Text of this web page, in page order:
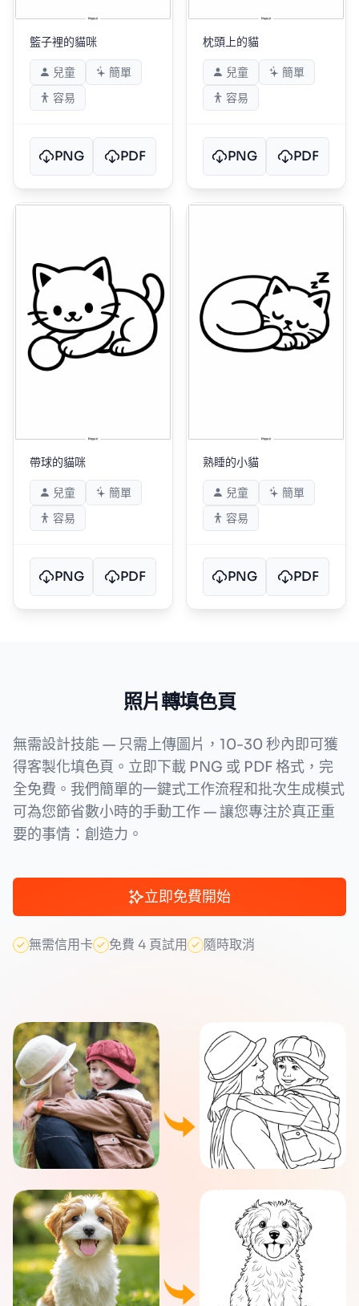
籃子裡的貓咪
兒童
簡單
容易
PNG PDF
枕頭上的貓
兒童
簡單
容易
PNG PDF
帶球的貓咪
兒童
簡單
容易
PNG PDF
熟睡的小貓
兒童
簡單
容易
PNG PDF
照片轉填色頁
無需設計技能 — 只需上傳圖片，10-30 秒內即可獲
得客製化填色頁。立即下載 PNG 或 PDF 格式，完
全免費。我們簡單的一鍵式工作流程和批次生成模式
可為您節省數小時的手動工作 — 讓您專注於真正重
要的事情：創造力。
立即免費開始
無需信用卡 免費 4 頁試用 隨時取消